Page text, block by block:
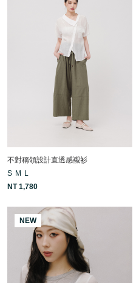
不對稱領設計直透感襯衫
S M
L
NT 1,780
NEW